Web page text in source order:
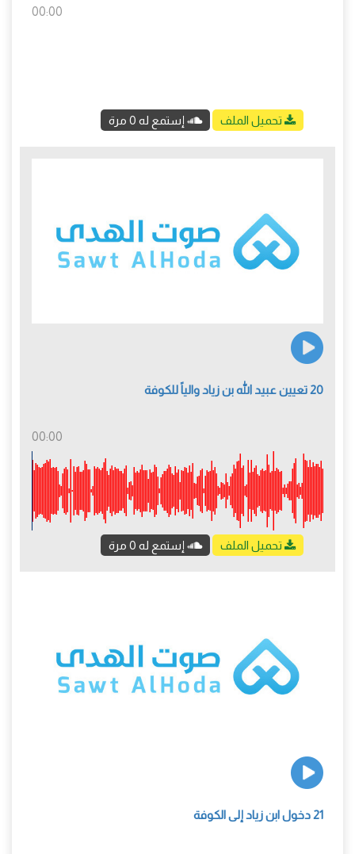
00:00
تحميل الملف إستمع له 0 مرة
20 تعيين عبيد الله بن زياد والياً للكوفة
00:00
تحميل الملف إستمع له 0 مرة
21 دخول ابن زياد إلى الكوفة